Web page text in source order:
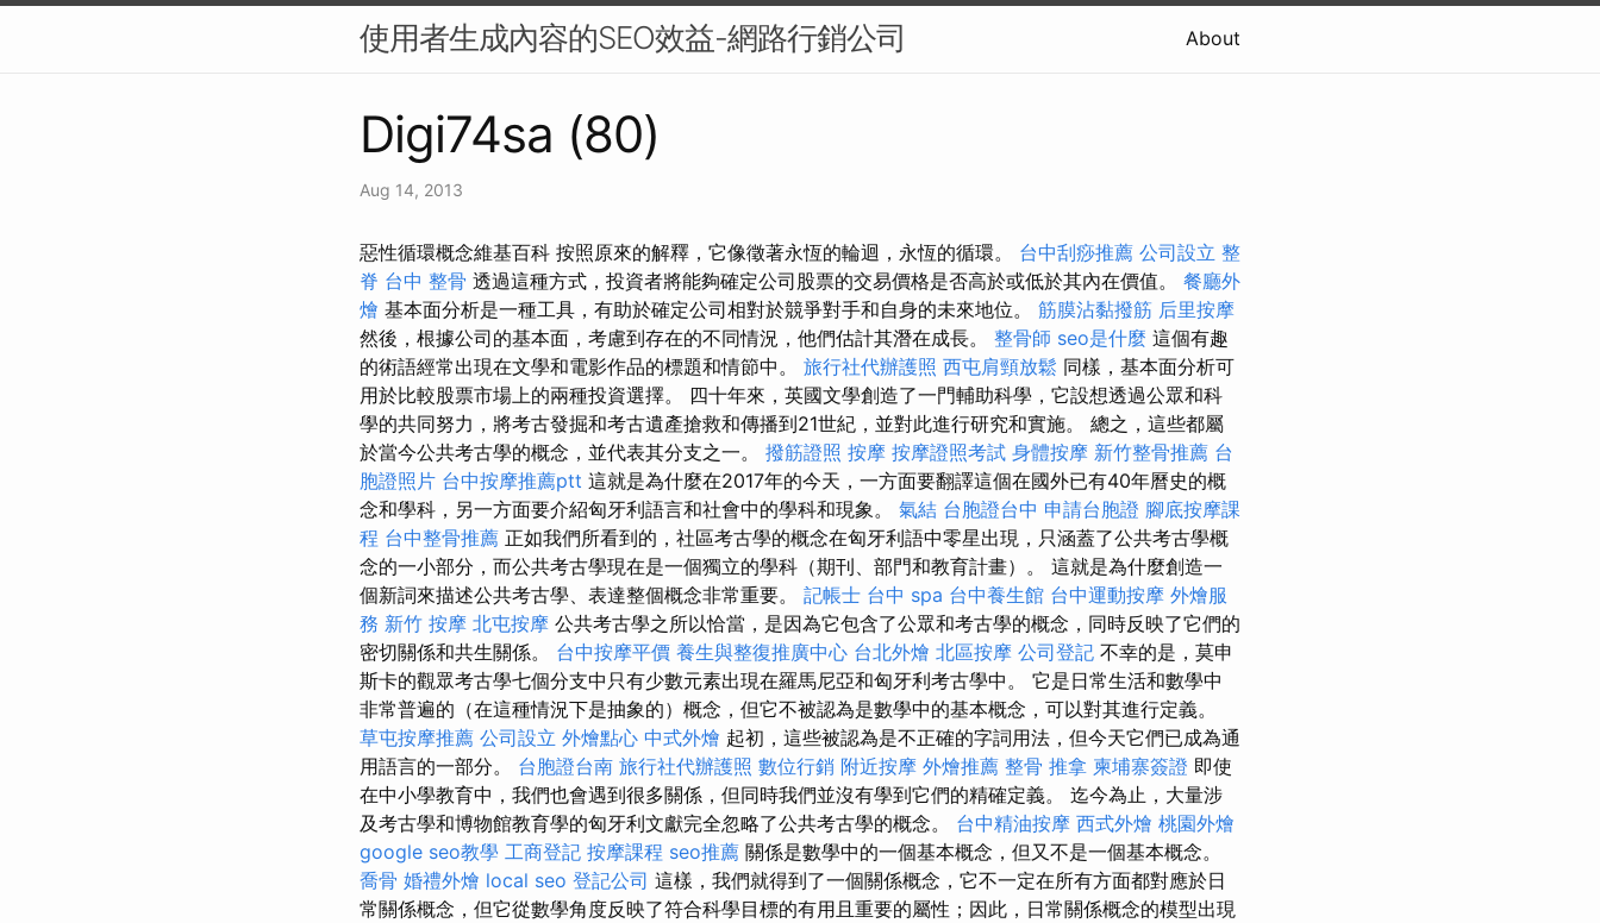
使用者生成內容的SEO效益-網路行銷公司 About
Digi74sa (80)
Aug 14, 2013
惡性循環概念維基百科 按照原來的解釋，它像徵著永恆的輪迴，永恆的循環。 台中刮痧推薦 公司設立 整
脊 台中 整骨 透過這種方式，投資者將能夠確定公司股票的交易價格是否高於或低於其內在價值。 餐廳外
燴 基本面分析是一種工具，有助於確定公司相對於競爭對手和自身的未來地位。 筋膜沾黏撥筋 后里按摩
然後，根據公司的基本面，考慮到存在的不同情況，他們估計其潛在成長。 整骨師 seo是什麼 這個有趣
的術語經常出現在文學和電影作品的標題和情節中。 旅行社代辦護照 西屯肩頸放鬆 同樣，基本面分析可
用於比較股票市場上的兩種投資選擇。 四十年來，英國文學創造了一門輔助科學，它設想透過公眾和科
學的共同努力，將考古發掘和考古遺產搶救和傳播到21世紀，並對此進行研究和實施。 總之，這些都屬
於當今公共考古學的概念，並代表其分支之一。 撥筋證照 按摩 按摩證照考試 身體按摩 新竹整骨推薦 台
胞證照片 台中按摩推薦ptt 這就是為什麼在2017年的今天，一方面要翻譯這個在國外已有40年曆史的概
念和學科，另一方面要介紹匈牙利語言和社會中的學科和現象。 氣結 台胞證台中 申請台胞證 腳底按摩課
程 台中整骨推薦 正如我們所看到的，社區考古學的概念在匈牙利語中零星出現，只涵蓋了公共考古學概
念的一小部分，而公共考古學現在是一個獨立的學科（期刊、部門和教育計畫）。 這就是為什麼創造一
個新詞來描述公共考古學、表達整個概念非常重要。 記帳士 台中 spa 台中養生館 台中運動按摩 外燴服
務 新竹 按摩 北屯按摩 公共考古學之所以恰當，是因為它包含了公眾和考古學的概念，同時反映了它們的
密切關係和共生關係。 台中按摩平價 養生與整復推廣中心 台北外燴 北區按摩 公司登記 不幸的是，莫申
斯卡的觀眾考古學七個分支中只有少數元素出現在羅馬尼亞和匈牙利考古學中。 它是日常生活和數學中
非常普遍的（在這種情況下是抽象的）概念，但它不被認為是數學中的基本概念，可以對其進行定義。
草屯按摩推薦 公司設立 外燴點心 中式外燴 起初，這些被認為是不正確的字詞用法，但今天它們已成為通
用語言的一部分。 台胞證台南 旅行社代辦護照 數位行銷 附近按摩 外燴推薦 整骨 推拿 柬埔寨簽證 即使
在中小學教育中，我們也會遇到很多關係，但同時我們並沒有學到它們的精確定義。 迄今為止，大量涉
及考古學和博物館教育學的匈牙利文獻完全忽略了公共考古學的概念。 台中精油按摩 西式外燴 桃園外燴
google seo教學 工商登記 按摩課程 seo推薦 關係是數學中的一個基本概念，但又不是一個基本概念。
喬骨 婚禮外燴 local seo 登記公司 這樣，我們就得到了一個關係概念，它不一定在所有方面都對應於日
常關係概念，但它從數學角度反映了符合科學目標的有用且重要的屬性；因此，日常關係概念的模型出現